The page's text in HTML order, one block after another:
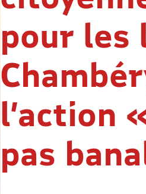
pour les
l’action
pas